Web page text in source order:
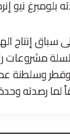
بلومبرغ نيو
إلى سباق
مشروعات
وقطر وسلطنة
لما رصدته